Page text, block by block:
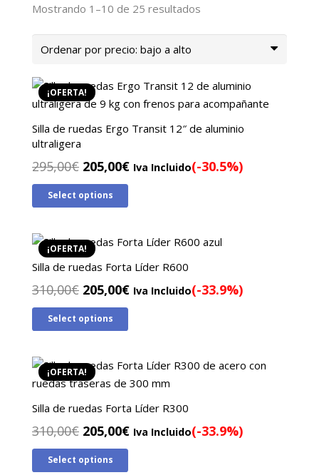
Mostrando 1–10 de 25 resultados
a
¡OFERTA!
Silla de ruedas Ergo Transit 12″ de aluminio
ultraligera
295,00€ El
precio
original
295,00€.
205,00€El
205,00€.
Iva Incluido(-30.5%)
Select options
¡OFERTA!
Silla de ruedas Forta Líder R600
310,00€ El
precio
original
310,00€.
205,00€El
205,00€.
Iva Incluido(-33.9%)
Select options
¡OFERTA!
Silla de ruedas Forta Líder R300
310,00€ El
precio
original
205,00€ElIva Incluido(-33.9%)
Select options